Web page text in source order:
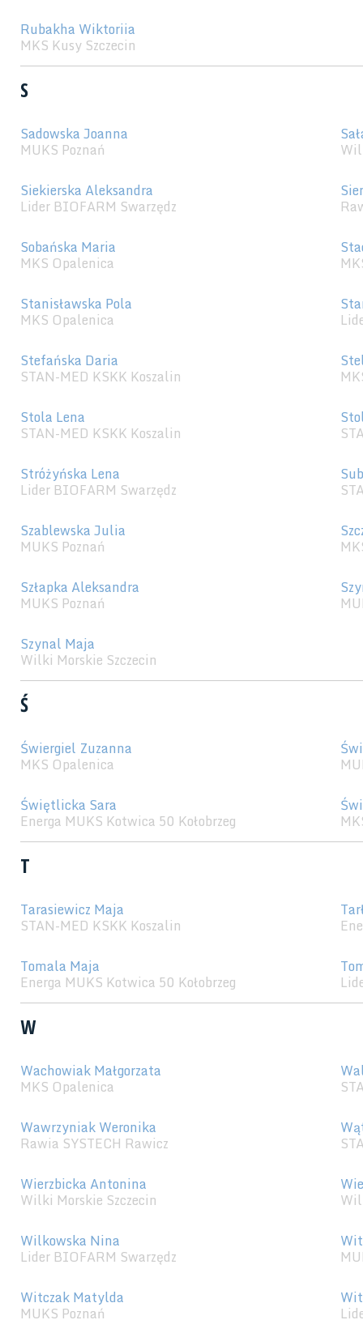
Rubakha Wiktoriia
MKS Kusy Szczecin
S
Sadowska Joanna
MUKS Poznań
Siekierska Aleksandra
Lider BIOFARM Swarzędz
Sobańska Maria
MKS Opalenica
Stanisławska Pola
MKS Opalenica
Stefańska Daria
STAN-MED KSKK Koszalin
Stola Lena
STAN-MED KSKK Koszalin
Stróżyńska Lena
Lider BIOFARM Swarzędz
Szablewska Julia
MUKS Poznań
Szłapka Aleksandra
MUKS Poznań
Szynal Maja
Wilki Morskie Szczecin
Ś
Świergiel Zuzanna
MKS Opalenica
Świętlicka Sara
Energa MUKS Kotwica 50 Kołobrzeg
T
Tarasiewicz Maja
STAN-MED KSKK Koszalin
Tomala Maja
Energa MUKS Kotwica 50 Kołobrzeg
W
Wachowiak Małgorzata
MKS Opalenica
Wawrzyniak Weronika
Rawia SYSTECH Rawicz
Wierzbicka Antonina
Wilki Morskie Szczecin
Wilkowska Nina
Lider BIOFARM Swarzędz
Witczak Matylda
MUKS Poznań